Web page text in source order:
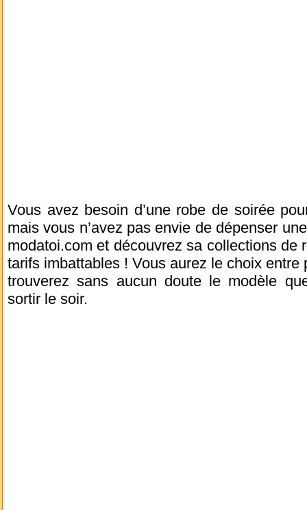
Vous avez besoin d’une robe de soirée
mais vous n’avez pas envie de dépenser
modatoi.com et découvrez sa collections de
tarifs imbattables ! Vous aurez le choix
trouverez sans aucun doute le modèle
sortir le soir.